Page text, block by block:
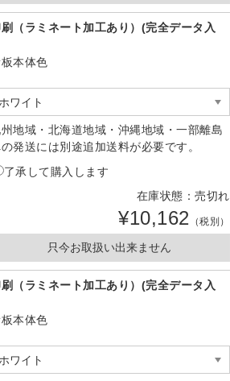
（ラミネート加工あり）(完全データ入
本体色
地域・北海道地域・沖縄地域・一部離島
発送には別途追加送料が必要です。
了承して購入します
在庫状態：売切れ
¥10,162 （税別）
只今お取扱い出来ません
（ラミネート加工あり）(完全データ入
本体色